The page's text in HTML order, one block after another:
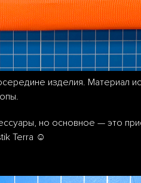
изделия. Материал
но основное — это
Terra ☺️